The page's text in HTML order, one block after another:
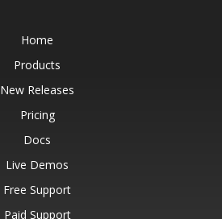
Home
Products
New Releases
Pricing
Docs
Live Demos
Free Support
Paid Support